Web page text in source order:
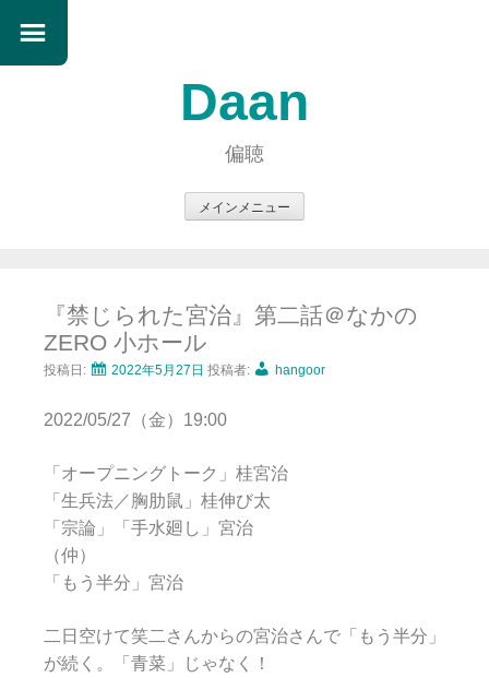
Daan
偏聴
メインメニュー
ン
ツ
へ
キ
プ
『禁じられた宮治』第二話＠なかの
ZERO 小ホール
投稿日: 2022年5月27日 投稿者: hangoor
2022/05/27（金）19:00
「オープニングトーク」桂宮治
「生兵法／胸肋鼠」桂伸び太
「宗論」「手水廻し」宮治
（仲）
「もう半分」宮治
二日空けて笑二さんからの宮治さんで「もう半分」
が続く。「青菜」じゃなく！